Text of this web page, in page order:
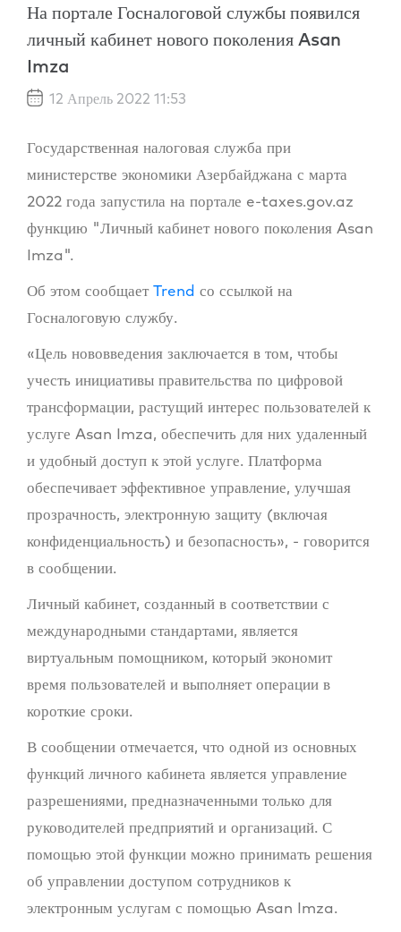
На портале Госналоговой службы появился
личный кабинет нового поколения Asan
Imza
12 Апрель 2022 11:53
Государственная налоговая служба при
министерстве экономики Азербайджана с марта
2022 года запустила на портале e-taxes.gov.az
функцию "Личный кабинет нового поколения Asan
Imza".
Об этом сообщаетTrend со ссылкой на
Госналоговую службу.
«Цель нововведения заключается в том, чтобы
учесть инициативы правительства по цифровой
трансформации, растущий интерес пользователей к
услуге Asan Imza, обеспечить для них удаленный
и удобный доступ к этой услуге. Платформа
обеспечивает эффективное управление, улучшая
прозрачность, электронную защиту (включая
конфиденциальность) и безопасность», - говорится
в сообщении.
Личный кабинет, созданный в соответствии с
международными стандартами, является
виртуальным помощником, который экономит
время пользователей и выполняет операции в
короткие сроки.
В сообщении отмечается, что одной из основных
функций личного кабинета является управление
разрешениями, предназначенными только для
руководителей предприятий и организаций. С
помощью этой функции можно принимать решения
об управлении доступом сотрудников к
электронным услугам с помощью Asan Imza.